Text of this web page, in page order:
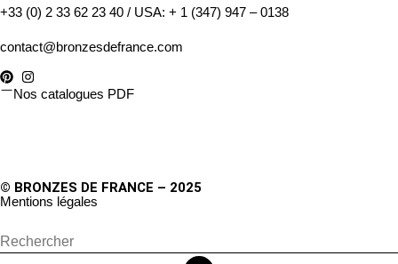
+33 (0) 2 33 62 23 40 / USA: + 1 (347) 947 – 0138
contact@bronzesdefrance.com
Nos catalogues PDF
© BRONZES DE FRANCE – 2025
Mentions légales